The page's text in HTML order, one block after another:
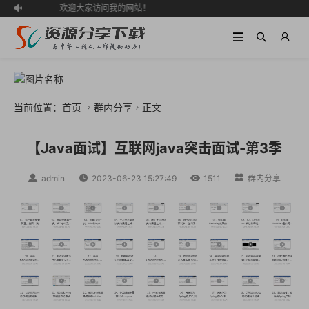
 欢迎大家访问我的网站！
当前位置： 首页  群内分享  正文
【Java面试】互联网java突击面试-第3季
 admin  2023-06-23 15:27:49  1511  群内分享